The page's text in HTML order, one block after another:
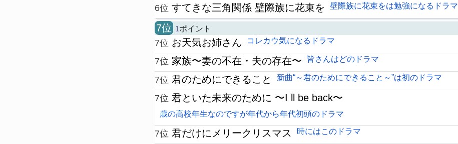
6位 すてきな三角関係 壁際族に花束を 壁際族に花束をは勉強になるドラマ
7位 1ポイント
7位 お天気お姉さん コレカウ気になるドラマ
7位 家族〜妻の不在・夫の存在〜 皆さんはどのドラマ
7位 君のためにできること 新曲“～君のためにできること～”は初のドラマ
7位 君といた未来のために 〜I ll be back〜
歳の高校年生なのですが年代から年代初頭のドラマ
7位 君だけにメリークリスマス 時にはこのドラマ